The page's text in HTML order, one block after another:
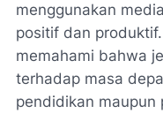
menggunakan
positif dan
memahami bahwa
terhadap masa
pendidikan maupun